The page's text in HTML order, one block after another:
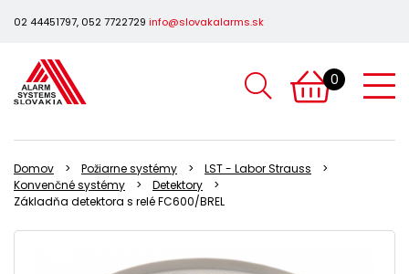
02 44451797, 052 7722729 info@slovakalarms.sk
0
Domov Požiarne systémy
LST - Labor Strauss
Konvenčné systémy
Detektory
Základňa detektora s relé FC600/BREL